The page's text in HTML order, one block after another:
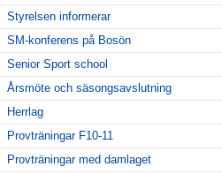
Styrelsen informerar
SM-konferens på Bosön
Senior Sport school
Årsmöte och säsongsavslutning
Herrlag
Provträningar F10-11
Provträningar med damlaget